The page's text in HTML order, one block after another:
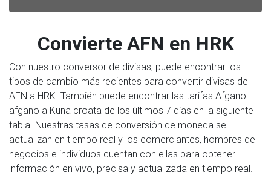
Convierte AFN en HRK
Con nuestro conversor de divisas, puede encontrar los
tipos de cambio más recientes para convertir divisas de
AFN a HRK. También puede encontrar las tarifas Afgano
afgano a Kuna croata de los últimos 7 días en la siguiente
tabla. Nuestras tasas de conversión de moneda se
actualizan en tiempo real y los comerciantes, hombres de
negocios e individuos cuentan con ellas para obtener
información en vivo, precisa y actualizada en tiempo real.